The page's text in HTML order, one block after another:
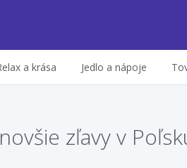
a krása Jedlo a nápoje
zľavy v